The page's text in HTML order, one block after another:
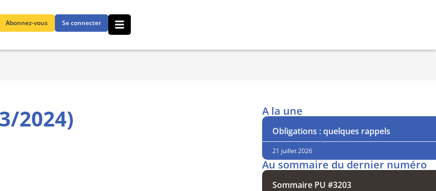
Abonnez-vous Se connecter
2024) A la une
Obligations : quelques rappels
21 juillet 2026
Au sommaire du dernier numéro
Sommaire PU #3203